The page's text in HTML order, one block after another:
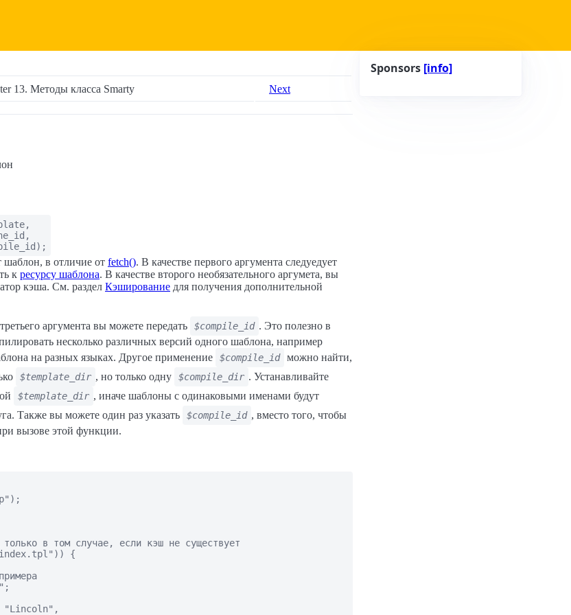
13. Методы класса Smarty Next
,
,
);
шаблон, в отличие от fetch(). В качестве первого аргумента следуедует
к ресурсу шаблона. В качестве второго необязательного аргумета, вы
кэша. См. раздел Кэширование для получения дополнительной
аргумента вы можете передать $compile_id . Это полезно в
несколько различных версий одного шаблона, например
на разных языках. Другое применение
$compile_id
можно найти,
$template_dir , но только одну $compile_dir . Устанавливайте
$template_dir , иначе шаблоны с одинаковыми именами будут
Также вы можете один раз указать
$compile_id , вместо того, чтобы
вызове этой функции.
в том случае, если кэш не существует
{
Sponsors [info]